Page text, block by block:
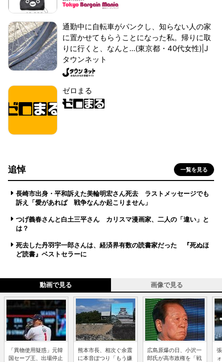
通勤中に自転車がパンクし、知らない人の家
に置かせてもらうことになった私。帰りに取
りに行くと、なんと...(東京都・40代女性)|J
タウンネット
ゼロまる
追悼 一覧を見る
長崎市出身・平和訴えた美輪明宏さん死去 ラストメッセージでも
訴え「愛があれば 戦争なんか起こりません」
つげ義春さんと白土三平さん カリスマ漫画家、二人の「違い」と
は？
死去した丹羽宇一郎さんは、経済界有数の読書家だった 『死ぬほ
ど読書』ベストセラーに
動画で見る 画像で見る
「異物使用疑惑」元韓
国セーブ王、出場停止
熊本市長、相次ぐ余震
に本音ぽつり「もう嫌
広島原爆の日、小沢一
郎氏が高市政権を「戦